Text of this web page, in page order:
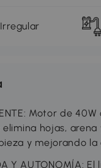
Motor de
hojas,
y mejorando
Y AUTONOMÍA: